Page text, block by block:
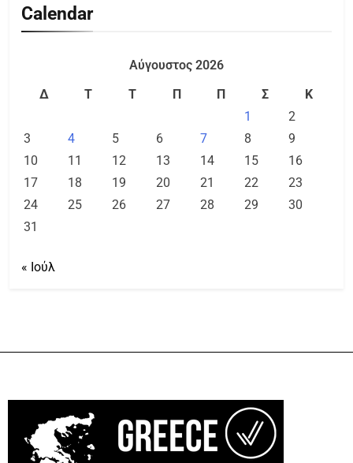
Calendar
Αύγουστος 2026
Δ
Τ Τ Π Π Σ
Κ
1
2
3
4 5 6 7 8
9
10
11 12 13 14 15
16
17
18 19 20 21 22
23
24
25 26 27 28 29
30
31
« Ιούλ